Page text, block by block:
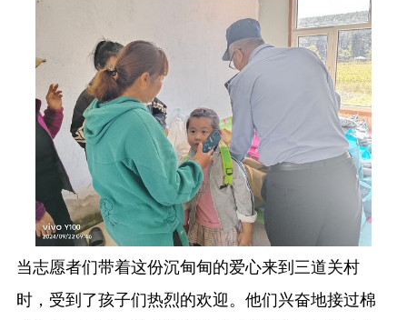
当志愿者们带着这份沉甸甸的爱心来到三道关村
时，受到了孩子们热烈的欢迎。他们兴奋地接过棉